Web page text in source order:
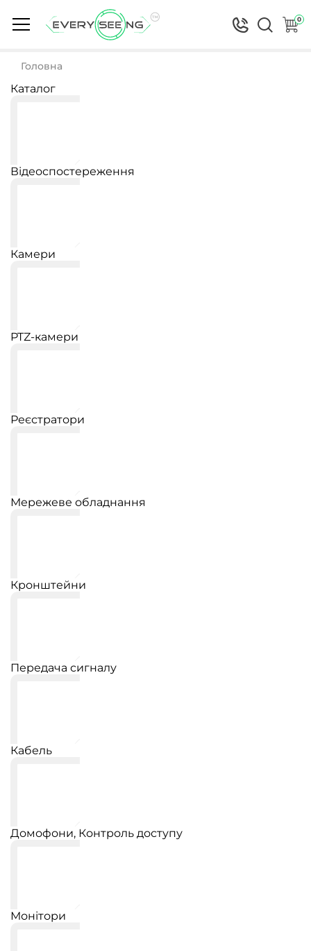
0
Головна
Каталог
Відеоспостереження
Камери
PTZ-камери
Реєстратори
Мережеве обладнання
Кронштейни
Передача сигналу
Кабель
Домофони, Контроль доступу
Монітори